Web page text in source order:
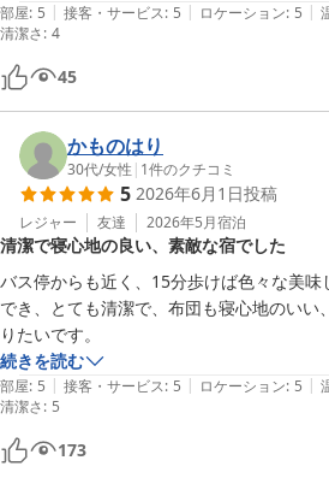
近くの飲食店をまとめてくれていたり、お
りと有難かった！
お弁当の注文は、部屋においてあるクーラ
ば朝にはお弁当が入っていて最高！便利！
ど持っていくといいかも。
ワンルームに住んでいるようで、ホテルよ
た！
部屋: 5 | 接客・サービス: 5 | ロケーション: 5 |
清潔さ: 4
45
かものはり
30代/女性 | 1件のクチコミ
5 2026年6月1日投稿
レジャー 友達 2026年5月宿泊
清潔で寝心地の良い、素敵な宿でした
バス停からも近く、15分歩けば色々な美味
でき、とても清潔で、布団も寝心地のいい
りたいです。
続きを読む
部屋: 5 | 接客・サービス: 5 | ロケーション: 5 |
清潔さ: 5
173